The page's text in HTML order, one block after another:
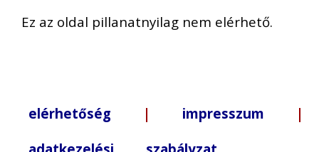
Ez az oldal pillanatnyilag nem elérhető.
elérhetőség | impresszum |